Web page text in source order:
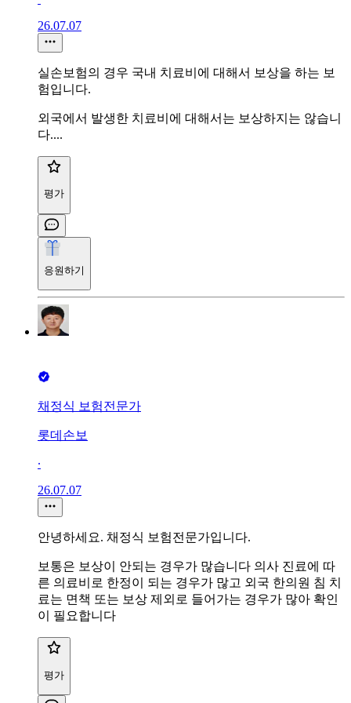
26.07.07
실손보험의 경우 국내 치료비에 대해서 보상을 하는 보
험입니다.
외국에서 발생한 치료비에 대해서는 보상하지는 않습니
다....
평가
응원하기
채정식 보험전문가
롯데손보
∙
26.07.07
안녕하세요. 채정식 보험전문가입니다.
보통은 보상이 안되는 경우가 많습니다 의사 진료에 따
른 의료비로 한정이 되는 경우가 많고 외국 한의원 침 치
료는 면책 또는 보상 제외로 들어가는 경우가 많아 확인
이 필요합니다
평가